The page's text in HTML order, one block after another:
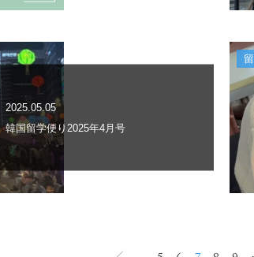
2025.05.05
韓国留学便り2025年4月号